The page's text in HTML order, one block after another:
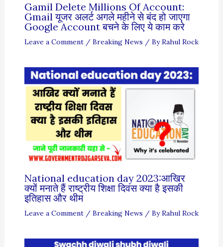
Gamil Delete Millions Of Account:
Gmail यूजर अलर्ट अगले महीने से बंद हो जाएगा
Google Account बचने के लिए ये काम करे
Leave a Comment / Breaking News / ByRahul Rock
National education day 2023:आखिर
क्यों मनाते हैं राष्ट्रीय शिक्षा दिवस क्या है इसकी
इतिहास और थीम
Leave a Comment / Breaking News / ByRahul Rock